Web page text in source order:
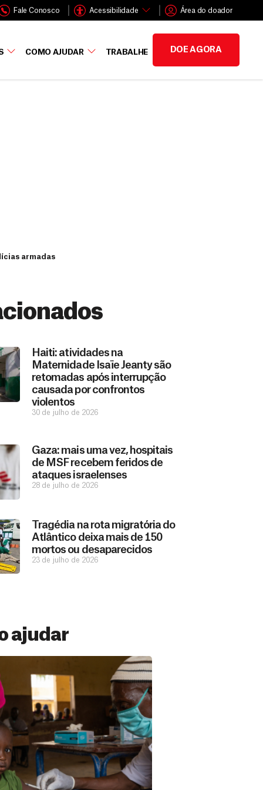
Fale Conosco Acessibilidade Área do doador
COMO AJUDAR TRABALHE DOE AGORA
armadas
Haiti: atividades na
Maternidade Isaïe Jeanty são
retomadas após interrupção
causada por confrontos
violentos
30 de julho de 2026
Gaza: mais uma vez, hospitais
de MSF recebem feridos de
ataques israelenses
28 de julho de 2026
Tragédia na rota migratória do
Atlântico deixa mais de 150
mortos ou desaparecidos
23 de julho de 2026
ajudar
constantes de pessoas como você